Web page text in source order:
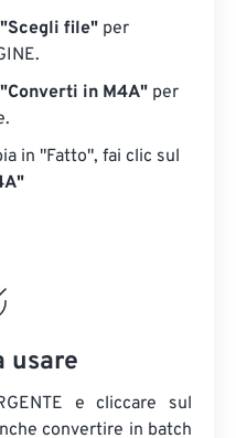
"Scegli file" per
"Converti in M4A" per
in "Fatto", fai clic sul
usare
e cliccare sul
convertire in batch